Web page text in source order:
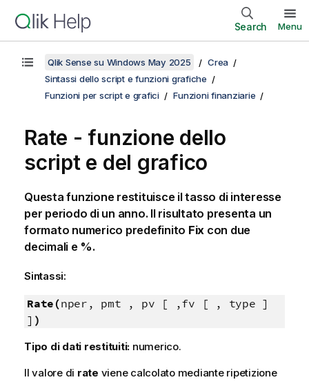
Search Menu
Qlik Sense su Windows May 2025
Crea
Sintassi dello script e funzioni grafiche
Funzioni per script e grafici
Funzioni finanziarie
Rate - funzione dello
script e del grafico
Questa funzione restituisce il tasso di interesse
per periodo di un anno. Il risultato presenta un
formato numerico predefinito Fix con due
decimali e %.
Sintassi:
Rate(nper, pmt , pv [ ,fv [ , type ]
] )
Tipo di dati restituiti: numerico.
Il valore di rate viene calcolato mediante ripetizione